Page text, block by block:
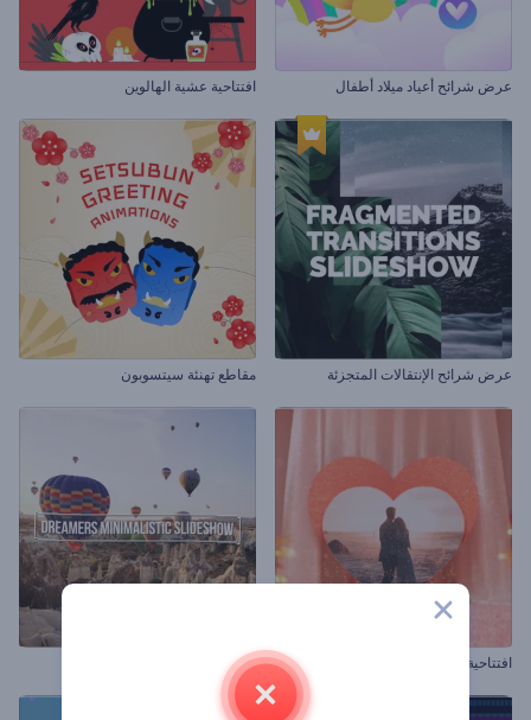
عرض شرائح أعياد ميلاد أطفال افتتاحية عشية الهالوين
عرض شرائح الإنتقالات المتجزئة مقاطع تهنئة سيتسوبون
افتتاحية بطاقة عيد الحب شرائح عرض الحالمين المعتدلة